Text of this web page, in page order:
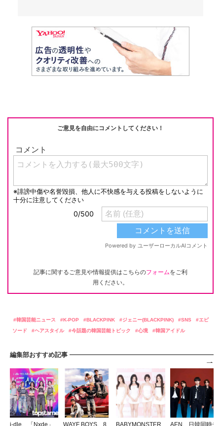
ご意見を自由にコメントしてください！
記事に関するご意見や情報提供はこちらのフォームをご利
用ください。
韓国芸能ニュース K-POP BLACKPINK ジェニー(BLACKPINK) SNS
エピ
ソード
ヘアスタイル 今話題の韓国芸能トピック 心境 韓国アイドル
編集部おすすめ記事
i-dle、「Nxde」
WAYF BOYS、8
BABYMONSTER
AEN、日韓同時デ